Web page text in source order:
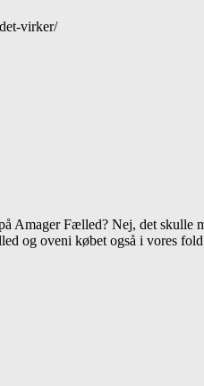
virker/
Amager Fælled? Nej, det skulle
og oveni købet også i vores